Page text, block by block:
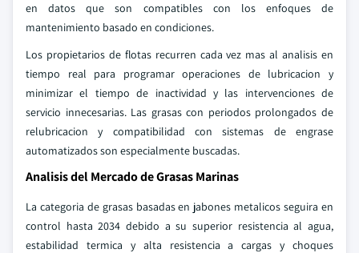
en datos que son compatibles con los enfoques de
mantenimiento basado en condiciones.
Los propietarios de flotas recurren cada vez mas al analisis en
tiempo real para programar operaciones de lubricacion y
minimizar el tiempo de inactividad y las intervenciones de
servicio innecesarias. Las grasas con periodos prolongados de
relubricacion y compatibilidad con sistemas de engrase
automatizados son especialmente buscadas.
Analisis del Mercado de Grasas Marinas
La categoria de grasas basadas en jabones metalicos seguira en
control hasta 2034 debido a su superior resistencia al agua,
estabilidad termica y alta resistencia a cargas y choques